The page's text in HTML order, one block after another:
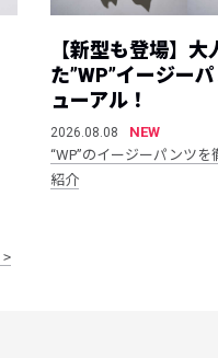
【新型も登場】大
た”WP”イージー
ューアル！
2026.08.08
NEW
“WP”のイージーパンツ
紹介